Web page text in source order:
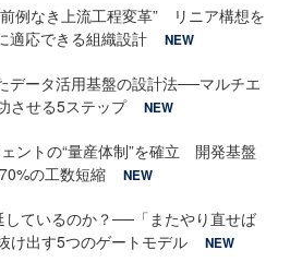
例なき上流工程変革” リニア構想を
適応できる組織設計
NEW
データ活用基盤の設計法──マルチエ
させる5ステップ
NEW
ントの“量産体制”を確立 開発基盤
の工数短縮
NEW
しているのか？──「またやり直せば
け出す5つのゲートモデル
NEW